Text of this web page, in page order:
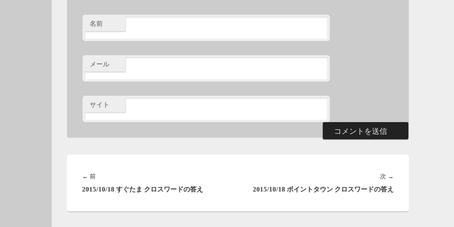
名前
メール
サイト
稿
ナ
← 前前
の
2015/10/18 すぐたま クロスワードの答え
次 →
2015/10/18 ポイントタウン クロスワードの答え